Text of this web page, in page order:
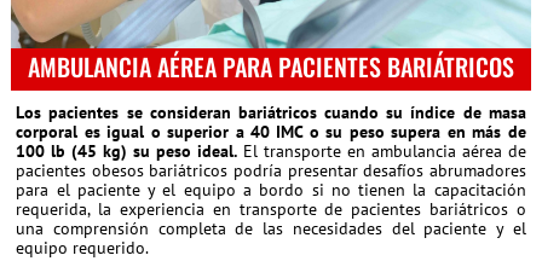
AMBULANCIA AÉREA PARA PACIENTES BARIÁTRICOS
Los pacientes se consideran bariátricos cuando su índice de masa
corporal es igual o superior a 40 IMC o su peso supera en más de
100 lb (45 kg) su peso ideal. El transporte en ambulancia aérea de
pacientes obesos bariátricos podría presentar desafíos abrumadores
para el paciente y el equipo a bordo si no tienen la capacitación
requerida, la experiencia en transporte de pacientes bariátricos o
una comprensión completa de las necesidades del paciente y el
equipo requerido.